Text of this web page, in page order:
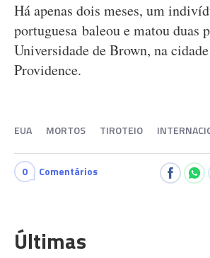
Há apenas dois meses, um
portuguesa baleou e matou duas
Universidade de Brown, na
Providence.
EUA MORTOS TIROTEIO
0 Comentários
Últimas